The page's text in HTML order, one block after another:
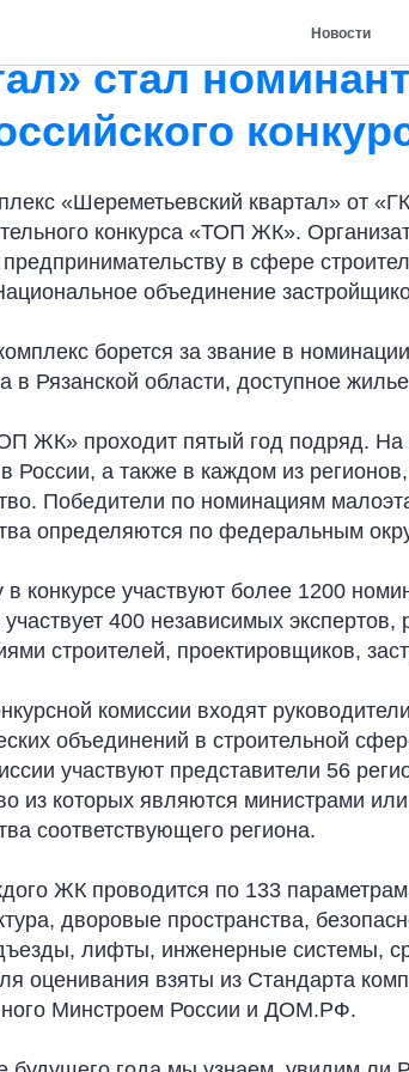
Новости
комплекс
стал
«Шереметьевский квартал» от
конкурса «ТОП ЖК».
в сфере
объединение
борется за звание в
в Рязанской области, доступное
ЖК» проходит пятый год подряд.
России, а также в каждом из
Победители по номинациям
определяются по федеральным
в конкурсе участвуют более 1200
участвует 400 независимых
строителей, проектировщиков,
комиссии входят
объединений в строительной
участвуют представители 56
из которых являются министрами
соответствующего региона.
ЖК проводится по 133
дворовые пространства,
лифты, инженерные системы,
оценивания взяты из Стандарта
Минстроем России и ДОМ.РФ.